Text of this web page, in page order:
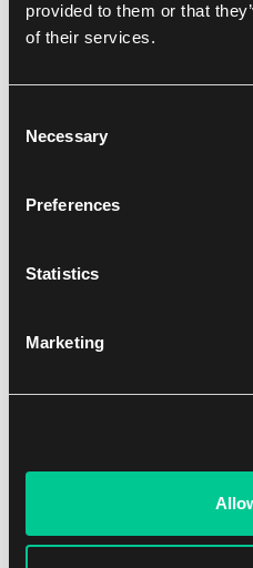
provided to them or that
of their services.
Selection
Necessary
Preferences
Statistics
Marketing
SDÍLET PŘES MESSENGER